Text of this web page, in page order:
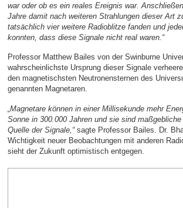
war oder ob es ein reales Ereignis war.
Jahre damit nach weiteren Strahlungen dieser Art
tatsächlich vier weitere Radioblitze fanden und
konnten, dass diese Signale nicht real waren.“
Professor Matthew Bailes von der Swinburne
wahrscheinlichste Ursprung dieser Signale
den magnetischsten Neutronensternen des
genannten Magnetaren.
„Magnetare können in einer Millisekunde mehr
Sonne in 300.000 Jahren und sie sind
Quelle der Signale,“sagte Professor Bailes. Dr.
Wichtigkeit neuer Beobachtungen mit anderen
sieht der Zukunft optimistisch entgegen.